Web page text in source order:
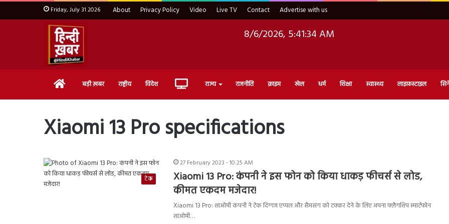
Friday, July 31 2026 About Privacy Policy Video Live TV Contact Advertise with us
8/6/2026, 5:41:35 AM
Home बड़ी ख़बर राष्ट्रीय विदेश Live राज्य राजनीति क्राइम खेल धर्म शिक्षा स्वास्थ्य लाइफ़स्टाइल
Xiaomi 13 Pro specifications
टेक
27 February 2023 - 10:25 AM
Xiaomi 13 Pro: कंपनी ने इस फोन को किया धाकड़ फीचर्स से लोड,
कीमत एकदम मजेदार!
Xiaomi 13 Pro: शाओमी कंपनी ने टेक दिग्गज एप्पल और सैमसंग को टक्कर देने के लिए अपना फ्लैगशिप स्मार्टफोन
शाओमी…